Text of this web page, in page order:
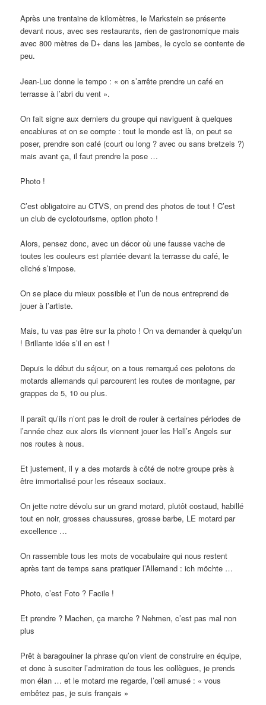
Après une trentaine de kilomètres, le Markstein se présente
devant nous, avec ses restaurants, rien de gastronomique mais
avec 800 mètres de D+ dans les jambes, le cyclo se contente de
peu.
Jean-Luc donne le tempo : « on s’arrête prendre un café en
terrasse à l’abri du vent ».
On fait signe aux derniers du groupe qui naviguent à quelques
encablures et on se compte : tout le monde est là, on peut se
poser, prendre son café (court ou long ? avec ou sans bretzels ?)
mais avant ça, il faut prendre la pose …
Photo !
C’est obligatoire au CTVS, on prend des photos de tout ! C’est
un club de cyclotourisme, option photo !
Alors, pensez donc, avec un décor où une fausse vache de
toutes les couleurs est plantée devant la terrasse du café, le
cliché s’impose.
On se place du mieux possible et l’un de nous entreprend de
jouer à l’artiste.
Mais, tu vas pas être sur la photo ! On va demander à quelqu’un
! Brillante idée s’il en est !
Depuis le début du séjour, on a tous remarqué ces pelotons de
motards allemands qui parcourent les routes de montagne, par
grappes de 5, 10 ou plus.
Il paraît qu’ils n’ont pas le droit de rouler à certaines périodes de
l’année chez eux alors ils viennent jouer les Hell’s Angels sur
nos routes à nous.
Et justement, il y a des motards à côté de notre groupe près à
être immortalisé pour les réseaux sociaux.
On jette notre dévolu sur un grand motard, plutôt costaud, habillé
tout en noir, grosses chaussures, grosse barbe, LE motard par
excellence …
On rassemble tous les mots de vocabulaire qui nous restent
après tant de temps sans pratiquer l’Allemand : ich möchte …
Photo, c’est Foto ? Facile !
Et prendre ? Machen, ça marche ? Nehmen, c’est pas mal non
plus
Prêt à baragouiner la phrase qu’on vient de construire en équipe,
et donc à susciter l’admiration de tous les collègues, je prends
mon élan … et le motard me regarde, l’œil amusé : « vous
embêtez pas, je suis français »